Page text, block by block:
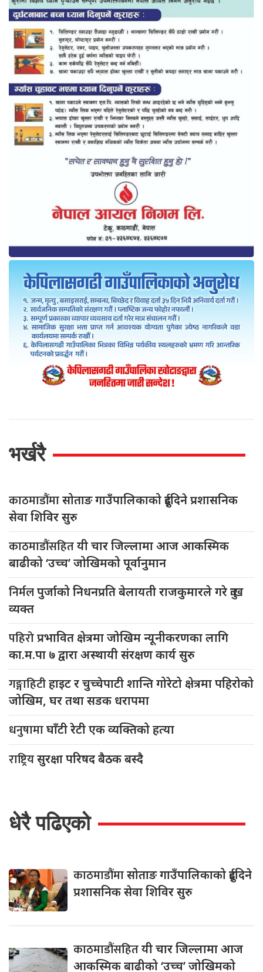
भर्खरै
काठमाडौंमासोताङ गाउँपालिकाको दुईदिने प्रशासनिक
सेवा शिविर सुरु
काठमाडौंसहितयी चार जिल्लामा आज आकस्मिक
बाढीको ‘उच्च’ जोखिमको पूर्वानुमान
निर्मलपुर्जाको निधनप्रति बेलायती राजकुमारले गरे दुःख
व्यक्त
पहिरोप्रभावित क्षेत्रमा जोखिम न्यूनीकरणका लागि
का.म.पा ७ द्वारा अस्थायी संरक्षण कार्य सुरु
गङ्गाहिटीहाइट र चुच्चेपाटी शान्ति गोरेटो क्षेत्रमा पहिरोको
जोखिम, घर तथा सडक धरापमा
धनुषामाघाँटी रेटी एक व्यक्तिको हत्या
राष्ट्रियसुरक्षा परिषद बैठक बस्दै
धेरै पढिएको
काठमाडौंमासोताङ गाउँपालिकाको दुईदिने
प्रशासनिक सेवा शिविर सुरु
काठमाडौंसहितयी चार जिल्लामा आज
आकस्मिक बाढीको ‘उच्च’ जोखिमको